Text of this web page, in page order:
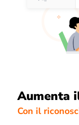
Aumenta
Con il